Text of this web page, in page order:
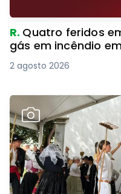
R. Quatro feridos
gás em incêndio
2 agosto 2026